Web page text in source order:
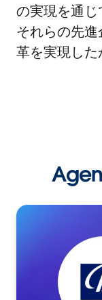
の実現を通じ
それらの先
革を実現した